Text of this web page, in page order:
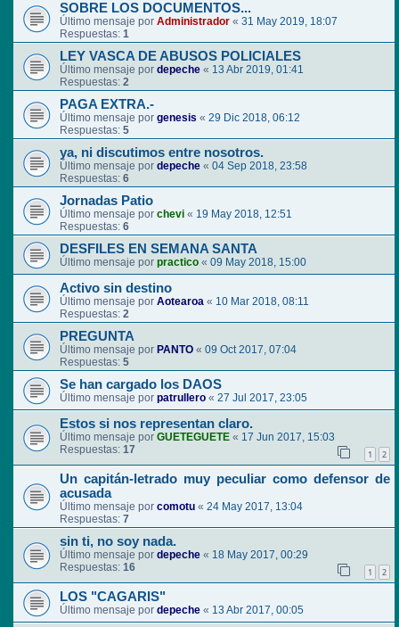
SOBRE LOS DOCUMENTOS...
Último mensaje por Administrador « 31 May 2019, 18:07
Respuestas: 1
LEY VASCA DE ABUSOS POLICIALES
Último mensaje por depeche « 13 Abr 2019, 01:41
Respuestas: 2
PAGA EXTRA.-
Último mensaje por genesis « 29 Dic 2018, 06:12
Respuestas: 5
ya, ni discutimos entre nosotros.
Último mensaje por depeche « 04 Sep 2018, 23:58
Respuestas: 6
Jornadas Patio
Último mensaje por chevi « 19 May 2018, 12:51
Respuestas: 6
DESFILES EN SEMANA SANTA
Último mensaje por practico « 09 May 2018, 15:00
Activo sin destino
Último mensaje por Aotearoa « 10 Mar 2018, 08:11
Respuestas: 2
PREGUNTA
Último mensaje por PANTO « 09 Oct 2017, 07:04
Respuestas: 5
Se han cargado los DAOS
Último mensaje por patrullero « 27 Jul 2017, 23:05
Estos si nos representan claro.
Último mensaje por GUETEGUETE « 17 Jun 2017, 15:03
Respuestas: 17 1 2
Un capitán-letrado muy peculiar como defensor de
acusada
Último mensaje por comotu « 24 May 2017, 13:04
Respuestas: 7
sin ti, no soy nada.
Último mensaje por depeche « 18 May 2017, 00:29
Respuestas: 16 1 2
LOS "CAGARIS"
Último mensaje por depeche « 13 Abr 2017, 00:05